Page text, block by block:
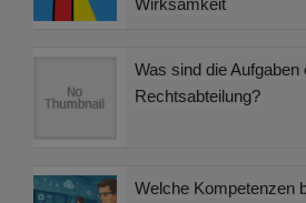
Was sind die Aufgaben
Rechtsabteilung?
Welche Kompetenzen